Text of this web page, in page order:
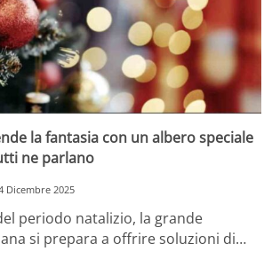
la fantasia con un albero speciale
ne parlano
Dicembre 2025
periodo natalizio, la grande
si prepara a offrire soluzioni di…